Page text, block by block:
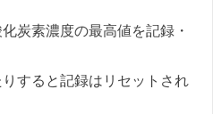
炭素濃度の最高値を記録・
すると記録はリセットされ